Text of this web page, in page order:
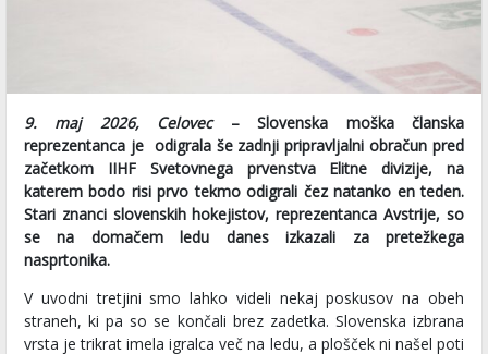
9. maj 2026, Celovec– Slovenska moška članska
reprezentanca je odigrala še zadnji pripravljalni obračun pred
začetkom IIHF Svetovnega prvenstva Elitne divizije, na
katerem bodo risi prvo tekmo odigrali čez natanko en teden.
Stari znanci slovenskih hokejistov, reprezentanca Avstrije, so
se na domačem ledu danes izkazali za pretežkega
nasprtonika.
V uvodni tretjini smo lahko videli nekaj poskusov na obeh
straneh, ki pa so se končali brez zadetka. Slovenska izbrana
vrsta je trikrat imela igralca več na ledu, a plošček ni našel poti